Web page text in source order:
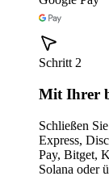
Schritt 2
Mit Ihrer
Schließen
Express,
Pay, Bitget,
Solana oder